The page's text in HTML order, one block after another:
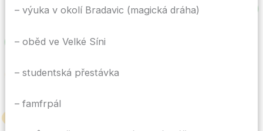
– výuka v okolí Bradavic (magická dráha)
– oběd ve Velké Síni
– studentská přestávka
– famfrpál